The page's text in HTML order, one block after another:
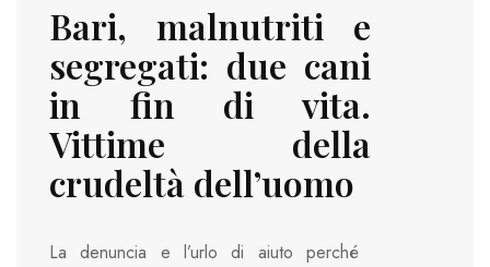
Bari, malnutriti e
segregati: due cani
in fin di vita.
Vittime della
crudeltà dell’uomo
La denuncia e l’urlo di aiuto perché